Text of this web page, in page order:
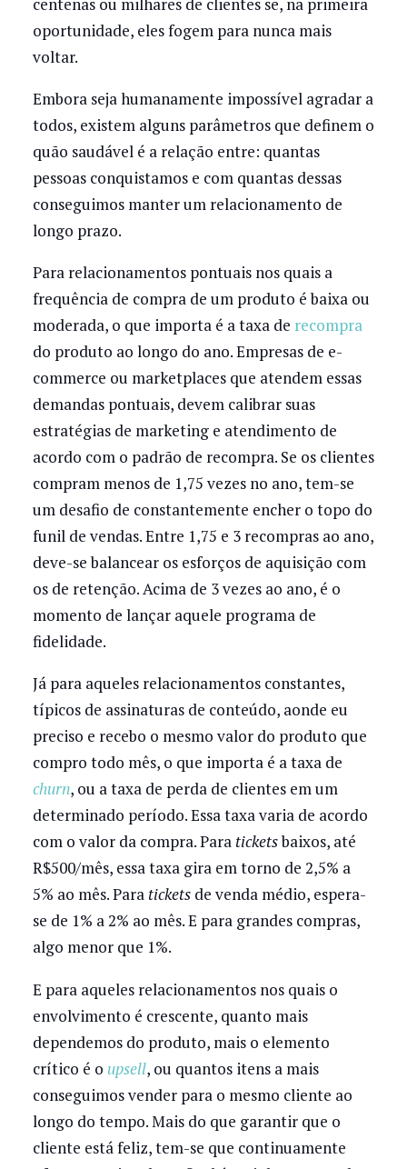
oportunidade, eles fogem para nunca mais
voltar.
Embora seja humanamente impossível agradar a
todos, existem alguns parâmetros que definem o
quão saudável é a relação entre: quantas
pessoas conquistamos e com quantas dessas
conseguimos manter um relacionamento de
longo prazo.
Para relacionamentos pontuais nos quais a
frequência de compra de um produto é baixa ou
moderada, o que importa é a taxa de recompra
do produto ao longo do ano. Empresas de e-
commerce ou marketplaces que atendem essas
demandas pontuais, devem calibrar suas
estratégias de marketing e atendimento de
acordo com o padrão de recompra. Se os clientes
compram menos de 1,75 vezes no ano, tem-se
um desafio de constantemente encher o topo do
funil de vendas. Entre 1,75 e 3 recompras ao ano,
deve-se balancear os esforços de aquisição com
os de retenção. Acima de 3 vezes ao ano, é o
momento de lançar aquele programa de
fidelidade.
Já para aqueles relacionamentos constantes,
típicos de assinaturas de conteúdo, aonde eu
preciso e recebo o mesmo valor do produto que
compro todo mês, o que importa é a taxa de
churn, ou a taxa de perda de clientes em um
determinado período. Essa taxa varia de acordo
com o valor da compra. Para ticketsbaixos, até
R$500/mês, essa taxa gira em torno de 2,5% a
5% ao mês. Para ticketsde venda médio, espera-
se de 1% a 2% ao mês. E para grandes compras,
algo menor que 1%.
E para aqueles relacionamentos nos quais o
envolvimento é crescente, quanto mais
dependemos do produto, mais o elemento
crítico é o upsell, ou quantos itens a mais
conseguimos vender para o mesmo cliente ao
longo do tempo. Mais do que garantir que o
cliente está feliz, tem-se que continuamente